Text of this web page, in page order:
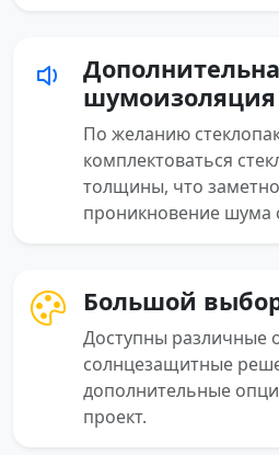
шумоизоляция
По желанию
комплектоваться
толщины, что
проникновение шума
Большой
Доступны различные
солнцезащитные
дополнительные
проект.